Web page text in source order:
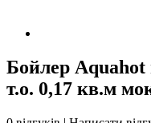
Бойлер
т.о. 0,17 кв.м